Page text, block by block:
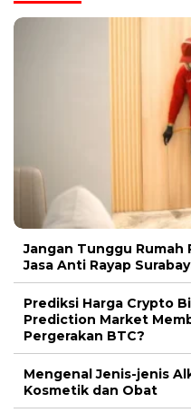
Jangan Tunggu Rumah
Jasa Anti Rayap
Prediksi Harga Crypto
Prediction Market
Pergerakan BTC?
Mengenal Jenis-jenis
Kosmetik dan Obat